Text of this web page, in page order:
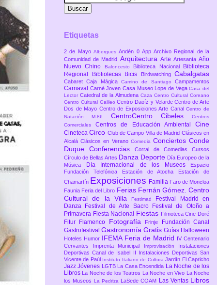
Etiquetas
2 de Mayo AlberguesAndén 0 AppArchivo Regional de la
Comunidad de Madrid Arquitectura Arte ArtesaníaAño
Nuevo Chino
Baloncesto Biblioteca Nacional
Biblioteca
Regional
Bibliotecas Bicis Birdwatching Cabalgatas
CabaretCaja MágicaCamino de SantiagoCampamentos
Carnaval Carné JovenCasa Museo Lope de VegaCasa del
LectorCatedral de la Almudena Caza Centro Cultural Coreano
Centro Cultural GalileoCentro Daoíz y VelardeCentro de Arte
Dos de Mayo Centro de Exposiciones Arte CanalCentro de
Natación M-86 CentroCentro Cibeles
Centros
ComercialesCentros de Educación AmbientalCine
CinetecaCirco Club de Campo Villa de Madrid Clásicos en
AlcaláClásicos en Verano Comedia ConciertosConde
Duque Conferencias Corral de Comedias Cursos
Círculo de Bellas Artes Danza Deporte Día Europeo de la
Música
Día Internacional de los Museos
Espacio
Fundación Telefónica
Estación de Atocha
Estación de
Chamartín Exposiciones Familia Faro de Moncloa
Faunia Feria del Libro Ferias Fernán Gómez. Centro
Cultural de la VillaFestimad
Festival Madrid en
Danza
Festival de Arte Sacro
Festival de Otoño a
Primavera Fiesta Nacional Fiestas Filmoteca Cine Doré
Fitur Flamenco Fotografía Frinje
Fundación Canal
Gastrofestival Gastronomía Gratis Guías Halloween
Hoteles Humor IFEMA Feria de Madrid
IV Centenario
Cervantes
Imprenta Municipal Improvisación
Instalaciones
Deportivas Canal de Isabel II
Instalaciones Deportivas San
Vicente de Paúl
Instituto Italiano de CulturaJardín El Capricho
JazzJóvenes LGTB La Casa Encendida La Noche de los
Libros
La Noche de los Teatros La Noche en Vivo
La Noche
los Museos
La Pedriza LaSede COAM Las Ventas Libros